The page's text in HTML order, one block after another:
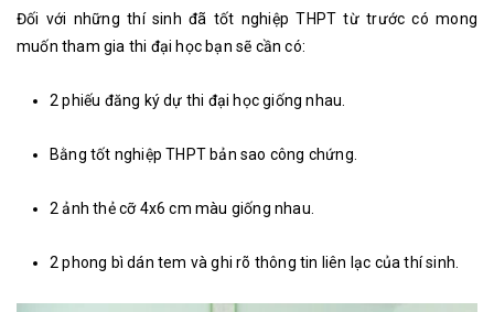
Đối với những thí sinh đã tốt nghiệp THPT từ trước có mong
muốn tham gia thi đại học bạn sẽ cần có:
2 phiếu đăng ký dự thi đại học giống nhau.
Bằng tốt nghiệp THPT bản sao công chứng.
2 ảnh thẻ cỡ 4x6 cm màu giống nhau.
2 phong bì dán tem và ghi rõ thông tin liên lạc của thí sinh.